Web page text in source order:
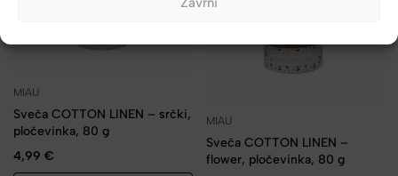
MIAU
Sveča COTTON LINEN – srčki,
pločevinka, 80 g
4,99 €
MIAU
Sveča COTTON LINEN –
flower, pločevinka, 80 g